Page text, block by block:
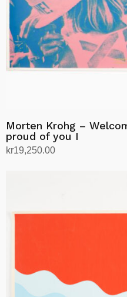
Morten Krohg –
proud of you I
kr19,250.00